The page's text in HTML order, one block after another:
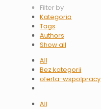
Filter by
Kategoria
Tags
Authors
Show all
All
Bez kategorii
oferta-wspolpracy
All